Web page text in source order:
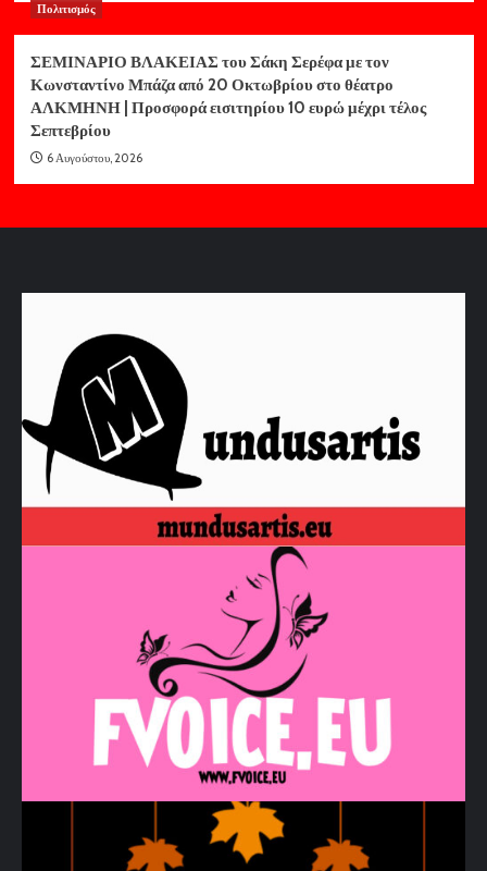
Πολιτισμός
ΣΕΜΙΝΑΡΙΟ ΒΛΑΚΕΙΑΣ του Σάκη Σερέφα με τον
Κωνσταντίνο Μπάζα από 20 Οκτωβρίου στο θέατρο
ΑΛΚΜΗΝΗ | Προσφορά εισιτηρίου 10 ευρώ μέχρι τέλος
Σεπτεβρίου
6 Αυγούστου, 2026